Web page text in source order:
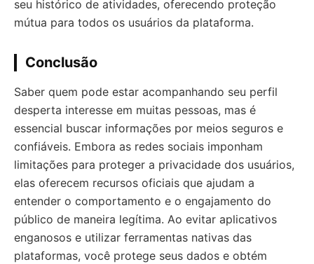
seu histórico de atividades, oferecendo proteção
mútua para todos os usuários da plataforma.
Conclusão
Saber quem pode estar acompanhando seu perfil
desperta interesse em muitas pessoas, mas é
essencial buscar informações por meios seguros e
confiáveis. Embora as redes sociais imponham
limitações para proteger a privacidade dos usuários,
elas oferecem recursos oficiais que ajudam a
entender o comportamento e o engajamento do
público de maneira legítima. Ao evitar aplicativos
enganosos e utilizar ferramentas nativas das
plataformas, você protege seus dados e obtém